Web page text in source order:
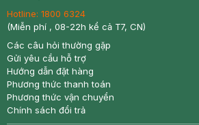
Hotline: 1800 6324
(Miễn phí , 08-22h kể cả T7, CN)
Các câu hỏi thường gặp
Gửi yêu cầu hỗ trợ
Hướng dẫn đặt hàng
Phương thức thanh toán
Phương thức vận chuyển
Chính sách đổi trả